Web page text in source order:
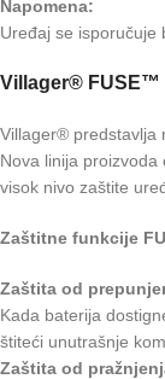
Napomena:
Uređaj se isporučuje
Villager® FUSE™
Villager® predstavlja
Nova linija
visok nivo zaštite
Zaštitne funkcije
Zaštita od
Kada baterija
štiteći unutrašnje
Zaštita od